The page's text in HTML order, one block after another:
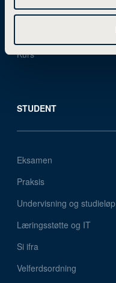
Videreutdanning
Kurs
STUDENT
Eksamen
Praksis
Undervisning og studieløp
Læringsstøtte og IT
Si ifra
Velferdsordning